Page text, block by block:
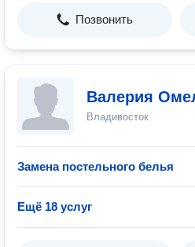
Позвонить
Валерия
Владивосток
Замена постельного белья
Ещё 18 услуг